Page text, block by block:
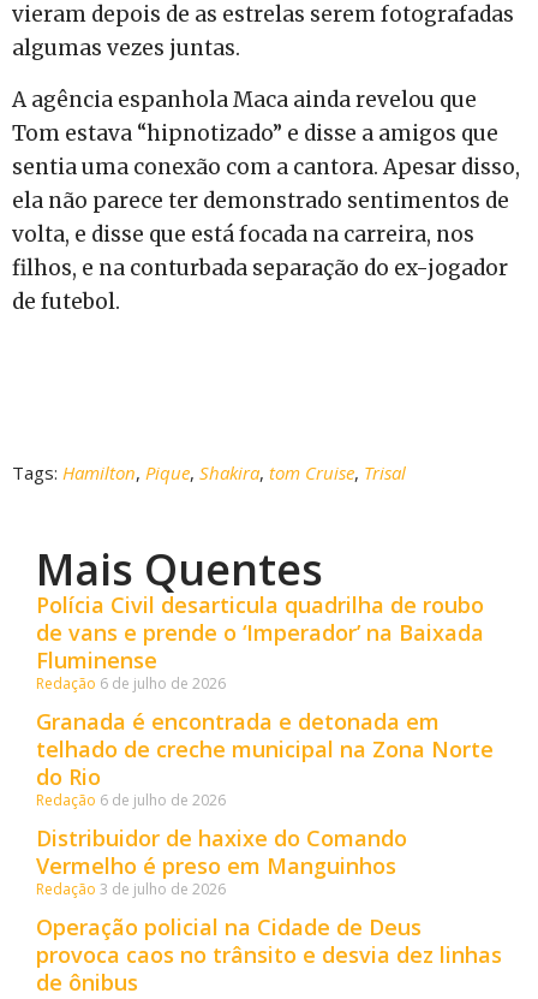
vieram depois de as estrelas serem fotografadas
algumas vezes juntas.
A agência espanhola Maca ainda revelou que
Tom estava “hipnotizado” e disse a amigos que
sentia uma conexão com a cantora. Apesar disso,
ela não parece ter demonstrado sentimentos de
volta, e disse que está focada na carreira, nos
filhos, e na conturbada separação do ex-jogador
de futebol.
Tags: Hamilton, Pique, Shakira, tom Cruise, Trisal
Mais Quentes
Polícia Civil desarticula quadrilha de roubo
de vans e prende o ‘Imperador’ na Baixada
Fluminense
Redação 6 de julho de 2026
Granada é encontrada e detonada em
telhado de creche municipal na Zona Norte
do Rio
Redação 6 de julho de 2026
Distribuidor de haxixe do Comando
Vermelho é preso em Manguinhos
Redação 3 de julho de 2026
Operação policial na Cidade de Deus
provoca caos no trânsito e desvia dez linhas
de ônibus